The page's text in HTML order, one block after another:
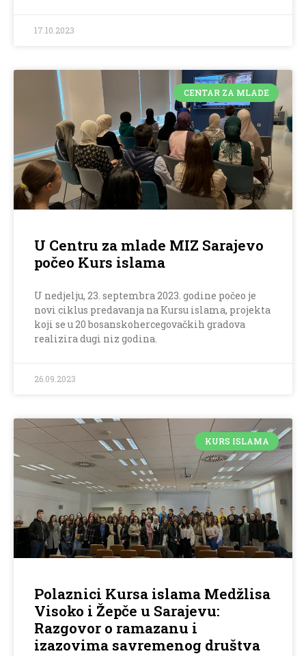
17.10.2023
CENTAR ZA MLADE
U Centru za mlade MIZ Sarajevo
počeo Kurs islama
U nedjelju, 23. septembra 2023. godine počeo je
novi ciklus predavanja na Kursu islama, projekta
koji se u 20 bosanskohercegovačkih gradova
realizira dugi niz godina.
26.09.2023
KURS ISLAMA
Polaznici Kursa islama Medžlisa
Visoko i Žepče u Sarajevu:
Razgovor o ramazanu i
izazovima savremenog društva